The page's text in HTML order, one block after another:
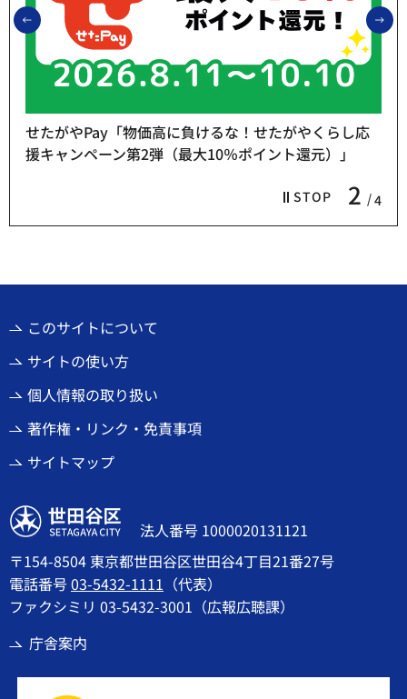
前のスライドを表示
STOP 2 4
せたがやPay「物価高に負けるな！せたがやくらし応
援キャンペーン第2弾（最大10％ポイント還元）」
このサイトについて
サイトの使い方
個人情報の取り扱い
著作権・リンク・免責事項
サイトマップ
世田谷区
法人番号 1000020131121
〒154-8504 東京都世田谷区世田谷4丁目21番27号
電話番号03-5432-1111 （代表）
ファクシミリ 03-5432-3001（広報広聴課）
庁舎案内